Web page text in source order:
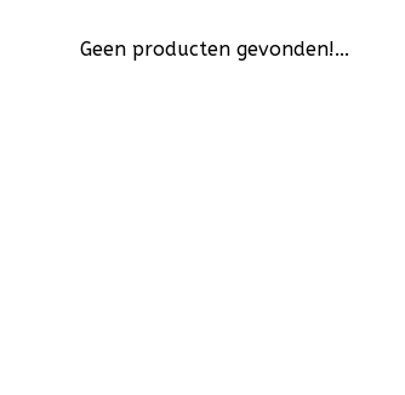
Geen producten gevonden!...